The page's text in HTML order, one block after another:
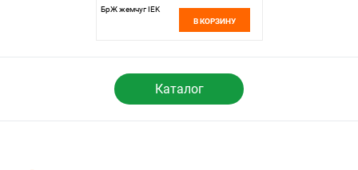
БрЖ жемчуг IEK
В КОРЗИНУ
Каталог